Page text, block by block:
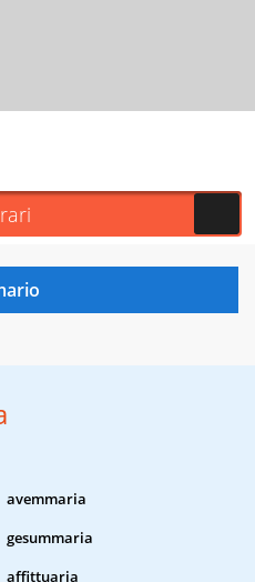
avemmaria
gesummaria
affittuaria